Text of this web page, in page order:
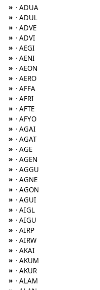
» · ADUA
» · ADUL
» · ADVE
» · ADVI
» · AEGI
» · AENI
» · AEON
» · AERO
» · AFFA
» · AFRI
» · AFTE
» · AFYO
» · AGAI
» · AGAT
» · AGE
» · AGEN
» · AGGU
» · AGNE
» · AGON
» · AGUI
» · AIGL
» · AIGU
» · AIRP
» · AIRW
» · AKAI
» · AKUM
» · AKUR
» · ALAM